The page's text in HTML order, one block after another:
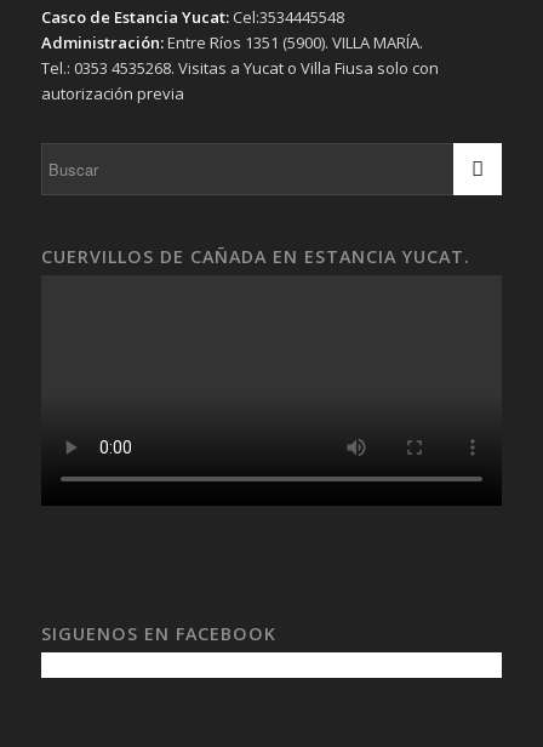
Casco de Estancia Yucat:Cel:3534445548
Administración:Entre Ríos 1351 (5900). VILLA MARÍA.
Tel.: 0353 4535268. Visitas a Yucat o Villa Fiusa solo con
autorización previa
CUERVILLOS DE CAÑADA EN ESTANCIA YUCAT.
SIGUENOS EN FACEBOOK